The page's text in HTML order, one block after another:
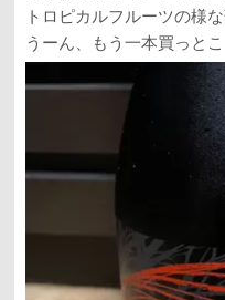
トロピカルフルーツの様
うーん、もう一本買っとこ